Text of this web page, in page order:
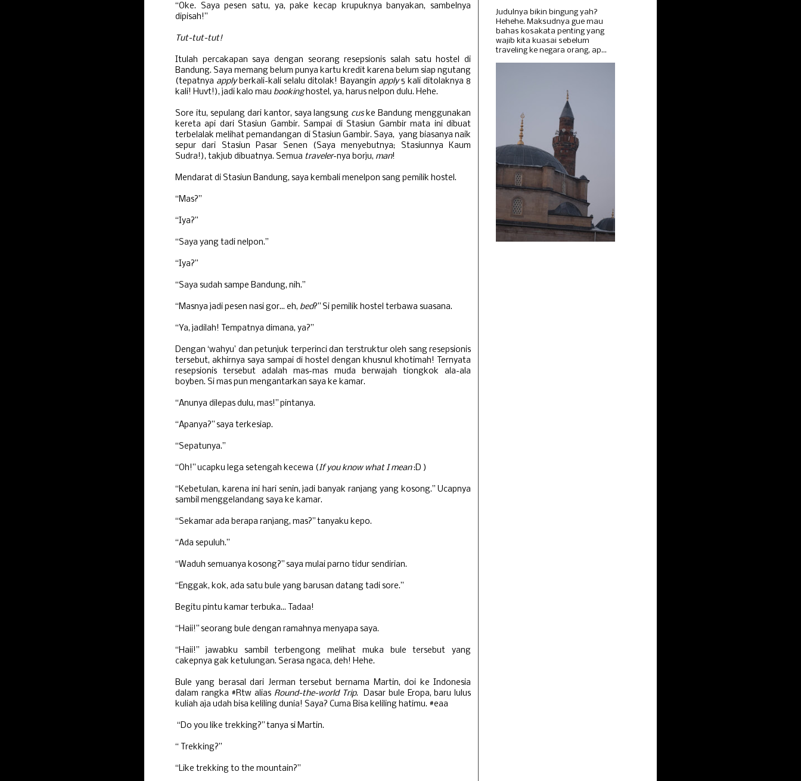
“Oke. Saya pesen satu, ya, pake kecap krupuknya banyakan, sambelnya
dipisah!”
Tut-tut-tut!
Itulah percakapan saya dengan seorang resepsionis salah satu hostel di
Bandung. Saya memang belum punya kartu kredit karena belum siap ngutang
(tepatnya apply berkali-kali selalu ditolak! Bayangin apply5 kali ditolaknya 8
kali! Huvt!), jadi kalo mau booking hostel, ya, harus nelpon dulu. Hehe.
Sore itu, sepulang dari kantor, saya langsung cus ke Bandung menggunakan
kereta api dari Stasiun Gambir. Sampai di Stasiun Gambir mata ini dibuat
terbelalak melihat pemandangan di Stasiun Gambir. Saya, yang biasanya naik
sepur dari Stasiun Pasar Senen (Saya menyebutnya; Stasiunnya Kaum
Sudra!), takjub dibuatnya. Semua traveler-nya borju, man!
Mendarat di Stasiun Bandung, saya kembali menelpon sang pemilik hostel.
“Mas?”
“Iya?”
“Saya yang tadi nelpon.”
“Iya?”
“Saya sudah sampe Bandung, nih.”
“Masnya jadi pesen nasi gor... eh, bed?” Si pemilik hostel terbawa suasana.
“Ya, jadilah! Tempatnya dimana, ya?”
Dengan ‘wahyu’ dan petunjuk terperinci dan terstruktur oleh sang resepsionis
tersebut, akhirnya saya sampai di hostel dengan khusnul khotimah! Ternyata
resepsionis tersebut adalah mas-mas muda berwajah tiongkok ala-ala
boyben. Si mas pun mengantarkan saya ke kamar.
“Anunya dilepas dulu, mas!” pintanya.
“Apanya?” saya terkesiap.
“Sepatunya.”
“Oh!” ucapku lega setengah kecewa (If you know what I mean:D )
“Kebetulan, karena ini hari senin, jadi banyak ranjang yang kosong.” Ucapnya
sambil menggelandang saya ke kamar.
“Sekamar ada berapa ranjang, mas?” tanyaku kepo.
“Ada sepuluh.”
“Waduh semuanya kosong?” saya mulai parno tidur sendirian.
“Enggak, kok, ada satu bule yang barusan datang tadi sore.”
Begitu pintu kamar terbuka... Tadaa!
“Haii!” seorang bule dengan ramahnya menyapa saya.
“Haii!” jawabku sambil terbengong melihat muka bule tersebut yang
cakepnya gak ketulungan. Serasa ngaca, deh! Hehe.
Bule yang berasal dari Jerman tersebut bernama Martin, doi ke Indonesia
dalam rangka #Rtw alias Round-the-world Trip. Dasar bule Eropa, baru lulus
kuliah aja udah bisa keliling dunia! Saya? Cuma Bisa keliling hatimu. #eaa
“Do you like trekking?” tanya si Martin.
“ Trekking?”
“Like trekking to the mountain?”
Judulnya bikin bingung yah?
Hehehe. Maksudnya gue mau
bahas kosakata penting yang
wajib kita kuasai sebelum
traveling ke negara orang, ap...